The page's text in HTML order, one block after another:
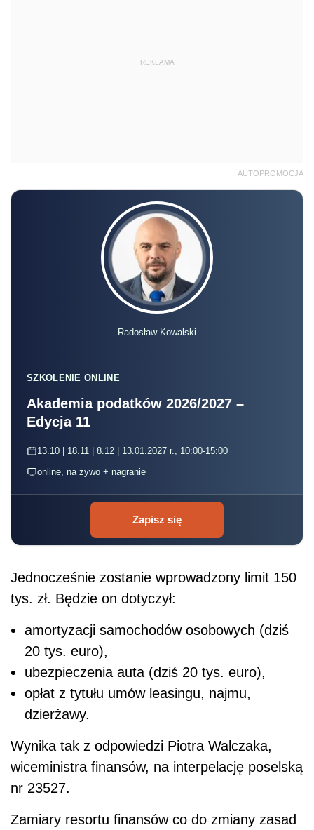
REKLAMA
AUTOPROMOCJA
Radosław Kowalski
SZKOLENIE ONLINE
Akademia podatków 2026/2027 –
Edycja 11
13.10 | 18.11 | 8.12 | 13.01.2027 r., 10:00-15:00
online, na żywo + nagranie
Zapisz się
Jednocześnie zostanie wprowadzony limit 150
tys. zł. Będzie on dotyczył:
amortyzacji samochodów osobowych (dziś
20 tys. euro),
ubezpieczenia auta (dziś 20 tys. euro),
opłat z tytułu umów leasingu, najmu,
dzierżawy.
Wynika tak z odpowiedzi Piotra Walczaka,
wiceministra finansów, na interpelację poselską
nr 23527.
Zamiary resortu finansów co do zmiany zasad